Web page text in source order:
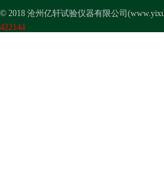
© 2018 沧州亿轩试验仪器有限公司
422144